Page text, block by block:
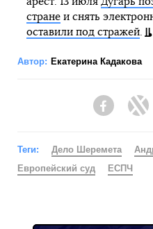
странеи снять
оставили под стражей.
Автор: Екатерина Кадакова
Facebook
Теги: Дело Шеремета
Европейский суд
ЕСПЧ